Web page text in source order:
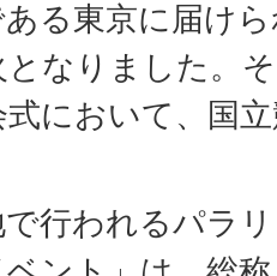
ある東京に届け
なりました。
において、国
で行われるパラ